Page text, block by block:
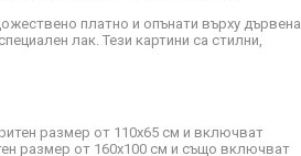
платно и опънати върху дървена
лак. Тези картини са стилни,
размер от 110х65 см и включват
размер от 160х100 см и също включват